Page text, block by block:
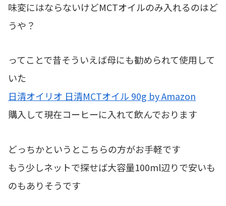
味変にはならないけどMCTオイルのみ入れるのはど
うや？
ってことで昔そういえば母にも勧められて使用して
いた
日清オイリオ 日清MCTオイル 90g by Amazon
購入して現在コーヒーに入れて飲んでおります
どっちかというとこちらの方がお手軽です
もう少しネットで探せば大容量100ml辺りで安いも
のもありそうです